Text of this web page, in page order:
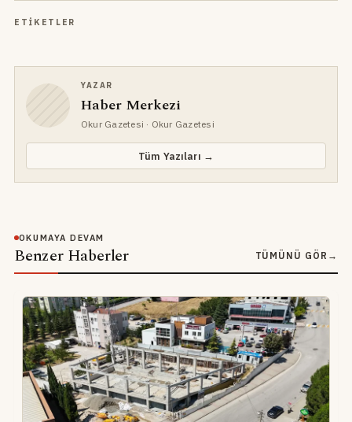
ETIKETLER
YAZAR
Haber Merkezi
Okur Gazetesi · Okur Gazetesi
Tüm Yazıları →
OKUMAYA DEVAM
Benzer Haberler TÜMÜNÜ GÖR →